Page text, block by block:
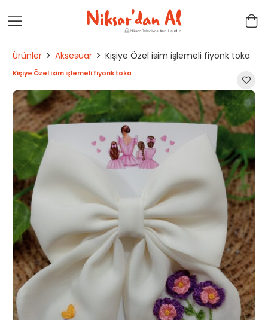
Ürünler Aksesuar Kişiye Özel isim işlemeli fiyonk toka
Kişiye Özel isim işlemeli fiyonk toka